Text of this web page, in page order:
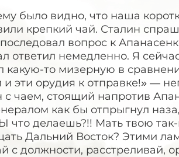
было видно, что наша
крепкий чай. Сталин
вопрос к
ответил немедленно. Я
какую-то мизерную в
и эти орудия к отправке!» —
с чаем, стоящий напротив
как бы отпрыгнул
что делаешь?!! Мать твою
Дальний Восток? Этими
с должности, расстреливай,